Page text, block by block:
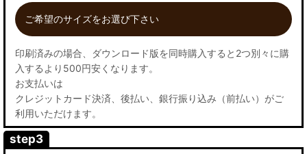
ご希望のサイズをお選び下さい
印刷済みの場合、ダウンロード版を同時購入すると2つ別々に購
入するより500円安くなります。
お支払いは
クレジットカード決済、後払い、銀行振り込み（前払い）がご
利用いただけます。
step3